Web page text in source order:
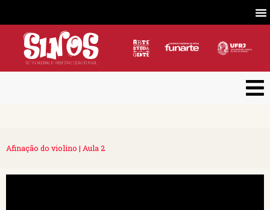
Afinação do violino | Aula 2